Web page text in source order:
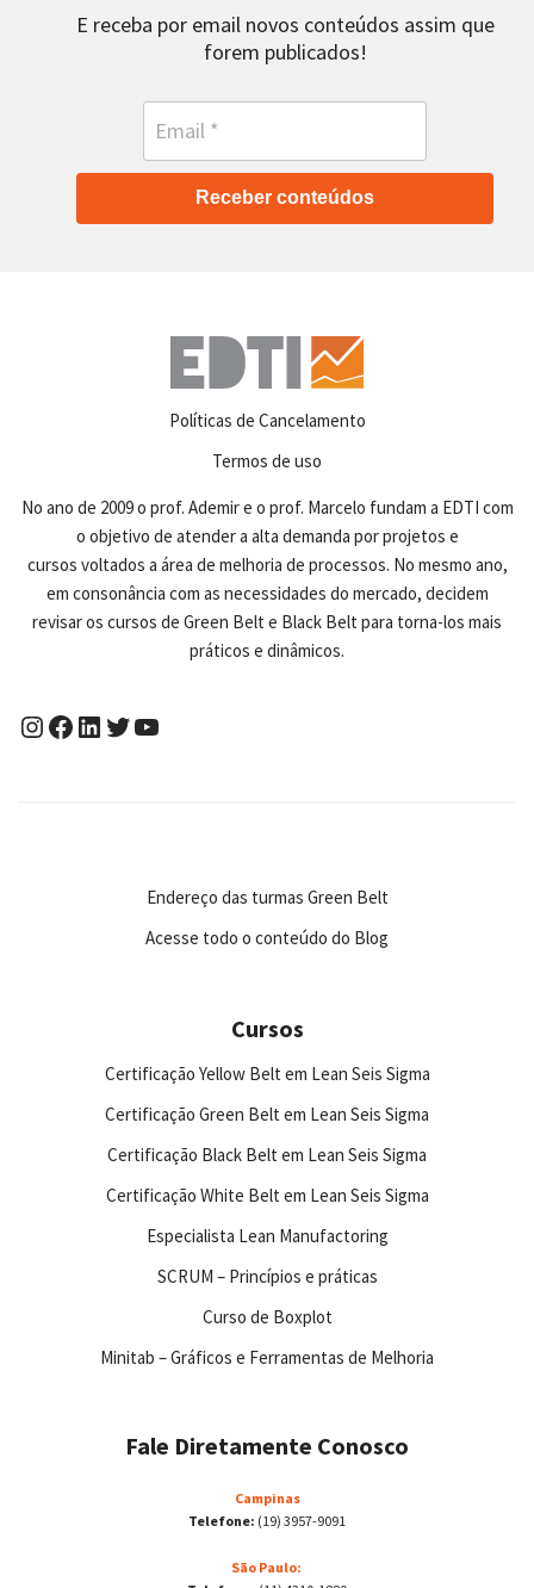
E receba por email novos conteúdos assim que
forem publicados!
Receber conteúdos
Políticas de Cancelamento
Termos de uso
No ano de 2009 o prof. Ademir e o prof. Marcelo fundam a EDTI com
o objetivo de atender a alta demanda por projetos e
cursos voltados a área de melhoria de processos. No mesmo ano,
em consonância com as necessidades do mercado, decidem
revisar os cursos de Green Belt e Black Belt para torna-los mais
práticos e dinâmicos.
Endereço das turmas Green Belt
Acesse todo o conteúdo do Blog
Cursos
Certificação Yellow Belt em Lean Seis Sigma
Certificação Green Belt em Lean Seis Sigma
Certificação Black Belt em Lean Seis Sigma
Certificação White Belt em Lean Seis Sigma
Especialista Lean Manufactoring
SCRUM – Princípios e práticas
Curso de Boxplot
Minitab – Gráficos e Ferramentas de Melhoria
Fale Diretamente Conosco
Campinas
Telefone: (19) 3957-9091
São Paulo: